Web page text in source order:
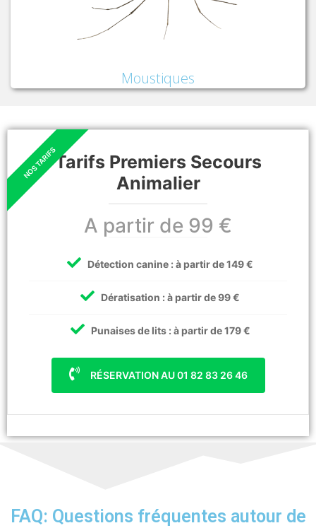
Moustiques
Tarifs Premiers Secours
Animalier
A partir de 99 €
Détection canine : à partir de 149 €
Dératisation : à partir de 99 €
Punaises de lits : à partir de 179 €
RÉSERVATION AU 01 82 83 26 46
FAQ: Questions fréquentes autour de